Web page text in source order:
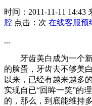
时间：2011-11-11 14:43
腔 点击： 次 在线客服预
...
牙齿美白成为一个新
的脸蛋，牙齿去不够美
以来，已经有越来越多
实现自已“回眸一笑”的
的，那么，到底能维持